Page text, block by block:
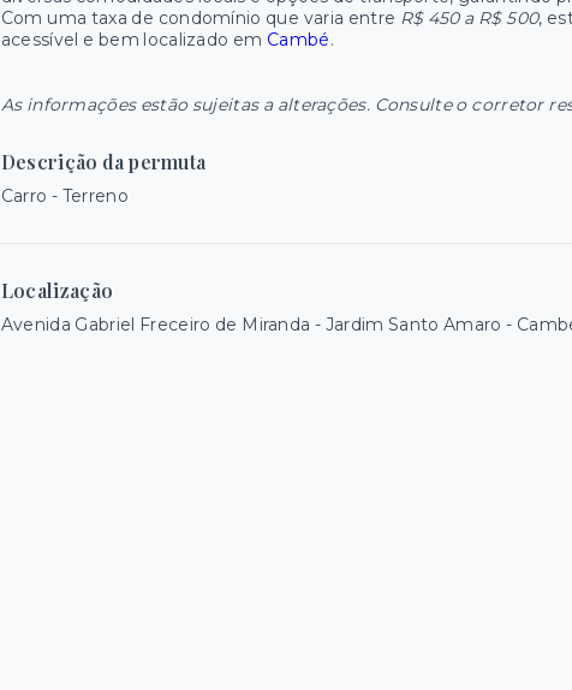
Com uma taxa de condomínio que varia entre R$ 450 a R$ 500,
acessível e bem localizado em Cambé.
As informações estão sujeitas a alterações. Consulte o corretor
Descrição da permuta
Carro - Terreno
Localização
Avenida Gabriel Freceiro de Miranda - Jardim Santo Amaro -